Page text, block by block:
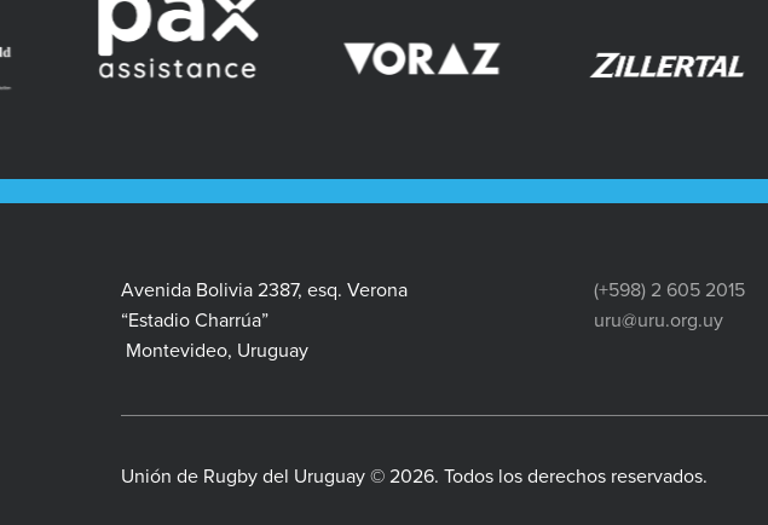
Avenida Bolivia 2387, esq. Verona
“Estadio Charrúa”
Montevideo, Uruguay
(+598) 2 605 2015
uru@uru.org.uy
Unión de Rugby del Uruguay © 2026. Todos los derechos reservados.